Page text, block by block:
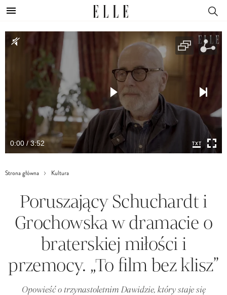
0:00 / 3:52
Strona główna Kultura
Poruszający Schuchardt i
Grochowska w dramacie o
braterskiej miłości i
przemocy. „To film bez klisz”
Opowieść o trzynastoletnim Dawidzie, który staje się